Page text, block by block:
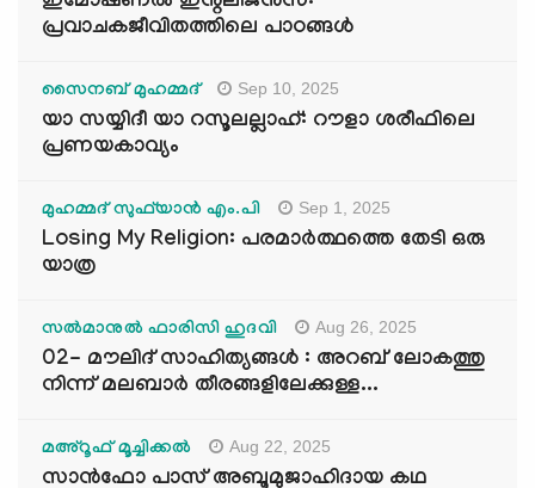
പ്രവാചകജീവിതത്തിലെ പാഠങ്ങൾ
സൈനബ് മുഹമ്മദ് Sep 10, 2025
യാ സയ്യിദീ യാ റസൂലല്ലാഹ്: റൗളാ ശരീഫിലെ
പ്രണയകാവ്യം
മുഹമ്മദ് സുഫ്‌യാൻ എം.പി Sep 1, 2025
Losing My Religion: പരമാർത്ഥത്തെ തേടി ഒരു
യാത്ര
സൽമാനുൽ ഫാരിസി ഹുദവി Aug 26, 2025
02- മൗലിദ് സാഹിത്യങ്ങൾ : അറബ് ലോകത്തു
നിന്ന് മലബാർ തീരങ്ങളിലേക്കുള്ള...
മഅ്റൂഫ് മൂച്ചിക്കല്‍ Aug 22, 2025
സാൻഫോ പാസ് അബൂമുജാഹിദായ കഥ